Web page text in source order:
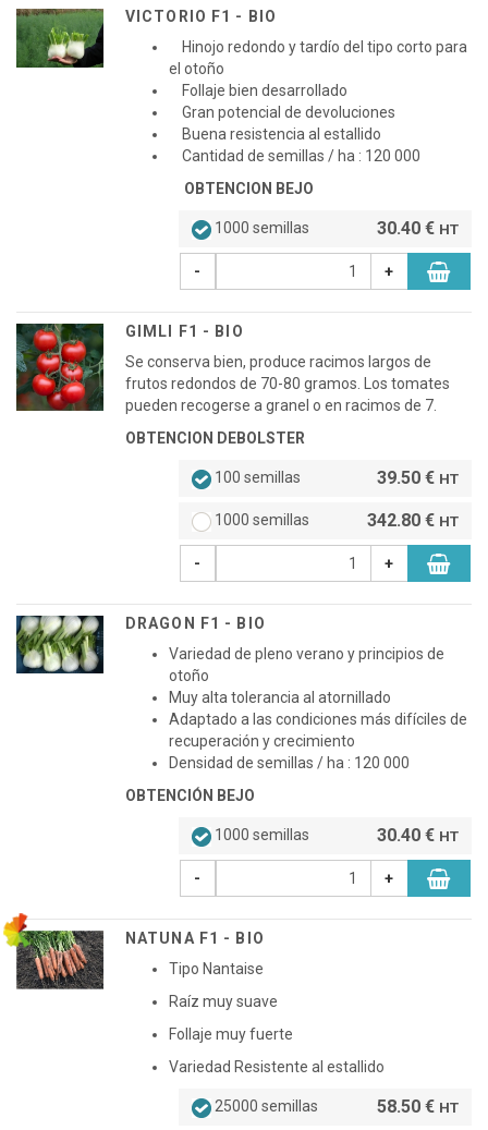
VICTORIO F1 - BIO
Hinojo redondo y tardío del tipo corto para
el otoño
Follaje bien desarrollado
Gran potencial de devoluciones
Buena resistencia al estallido
Cantidad de semillas / ha : 120 000
OBTENCION BEJO
1000 semillas 30.40 € HT
- +
GIMLI F1 - BIO
Se conserva bien, produce racimos largos de
frutos redondos de 70-80 gramos. Los tomates
pueden recogerse a granel o en racimos de 7.
OBTENCION DEBOLSTER
100 semillas 39.50 € HT
1000 semillas 342.80 € HT
- +
DRAGON F1 - BIO
Variedad de pleno verano y principios de
otoño
Muy alta tolerancia al atornillado
Adaptado a las condiciones más difíciles de
recuperación y crecimiento
Densidad de semillas / ha : 120 000
OBTENCIÓN BEJO
1000 semillas 30.40 € HT
- +
NATUNA F1 - BIO
Tipo Nantaise
Raíz muy suave
Follaje muy fuerte
Variedad Resistente al estallido
25000 semillas 58.50 € HT